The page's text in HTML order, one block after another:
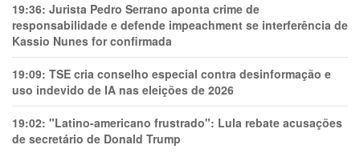
19:36: Jurista Pedro Serrano aponta crime de
responsabilidade e defende impeachment se interferência de
Kassio Nunes for confirmada
19:09: TSE cria conselho especial contra desinformação e
uso indevido de IA nas eleições de 2026
19:02: "Latino-americano frustrado": Lula rebate acusações
de secretário de Donald Trump